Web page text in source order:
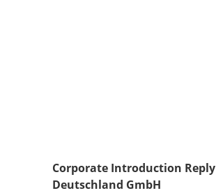
Corporate Introduction Reply
Deutschland GmbH